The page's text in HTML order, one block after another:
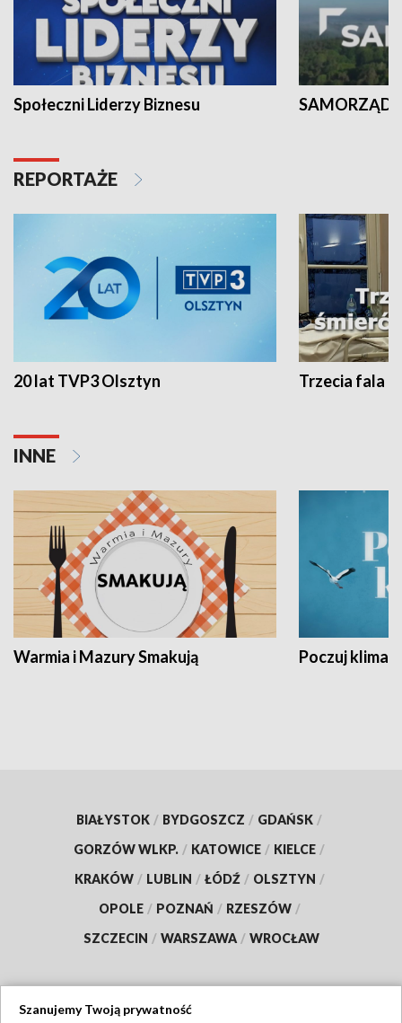
Społeczni Liderzy Biznesu SAMORZĄD
REPORTAŻE
20 lat TVP3 Olsztyn Trzecia fala -
INNE
Warmia i Mazury Smakują Poczuj klimat
BIAŁYSTOK / BYDGOSZCZ / GDAŃSK /
GORZÓW WLKP. / KATOWICE / KIELCE /
KRAKÓW / LUBLIN / ŁÓDŹ / OLSZTYN /
OPOLE / POZNAŃ / RZESZÓW /
SZCZECIN / WARSZAWA / WROCŁAW
Szanujemy Twoją prywatność